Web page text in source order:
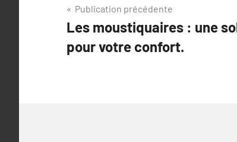
Navigation
de
l’article
Publication précédente
Les moustiquaires : une
pour votre confort.